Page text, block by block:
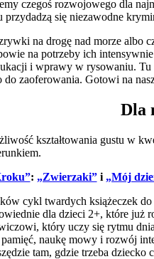
czegoś rozwojowego dla
się niezawodne
na drogę nad morze
na potrzeby ich
i wprawy w rysowaniu.
zaoferowania. Gotowi na
Dla
kształtowania gustu w
: „Zwierzaki”i „Mój
cykl twardych książeczek
dla dzieci 2+, które
który uczy się rytmu
naukę mowy i
tam, gdzie trzeba dziecko